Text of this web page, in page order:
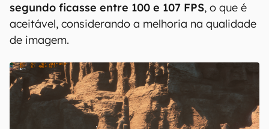
segundo ficasse entre 100 e 107 FPS, o que é
aceitável, considerando a melhoria na qualidade
de imagem.